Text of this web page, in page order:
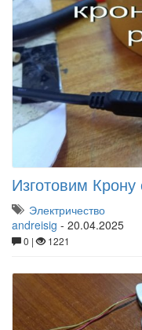
Изготовим
Электричество
andreisig - 20.04.2025
0 | 1221